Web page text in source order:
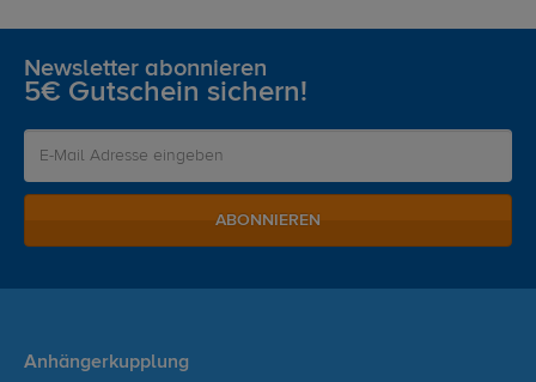
Newsletter abonnieren
5€ Gutschein sichern!
ABONNIEREN
Anhängerkupplung